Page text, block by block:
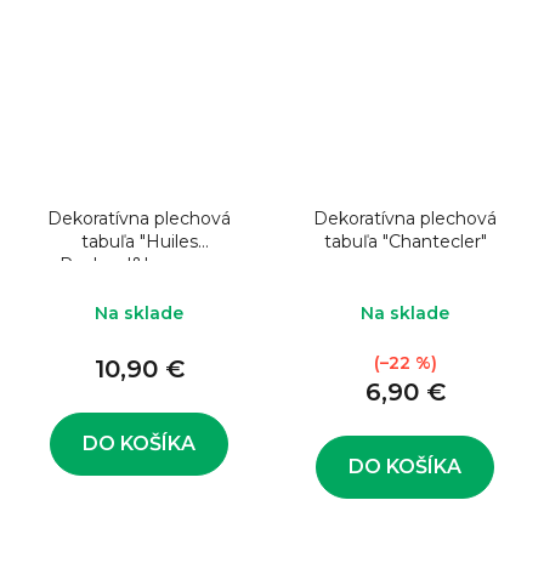
Dekoratívna plechová
tabuľa "Huiles
Panhard&Levassor
Na sklade
10,90 €
DO KOŠÍKA
Dekoratívna plechová
tabuľa "Chantecler"
Na sklade
6,90 €
(–22 %)
DO KOŠÍKA